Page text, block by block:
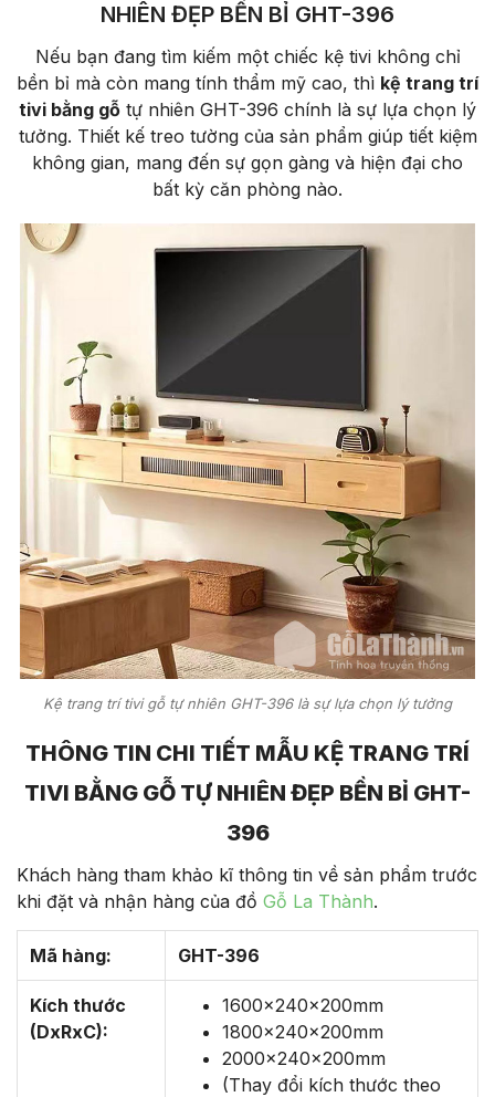
NHIÊN ĐẸP BỀN BỈ GHT-396
Nếu bạn đang tìm kiếm một chiếc kệ tivi không chỉ
bền bỉ mà còn mang tính thẩm mỹ cao, thì kệ trang trí
tivi bằng gỗ tự nhiên GHT-396 chính là sự lựa chọn lý
tưởng. Thiết kế treo tường của sản phẩm giúp tiết kiệm
không gian, mang đến sự gọn gàng và hiện đại cho
bất kỳ căn phòng nào.
Kệ trang trí tivi gỗ tự nhiên GHT-396 là sự lựa chọn lý tưởng
THÔNG TIN CHI TIẾT MẪU KỆ TRANG TRÍ
TIVI BẰNG GỖ TỰ NHIÊN ĐẸP BỀN BỈ GHT-
396
Khách hàng tham khảo kĩ thông tin về sản phẩm trước
khi đặt và nhận hàng của đồ Gỗ La Thành.
Mã hàng: GHT-396
Kích thước
(DxRxC):
1600x240x200mm
1800x240x200mm
2000x240x200mm
(Thay đổi kích thước theo